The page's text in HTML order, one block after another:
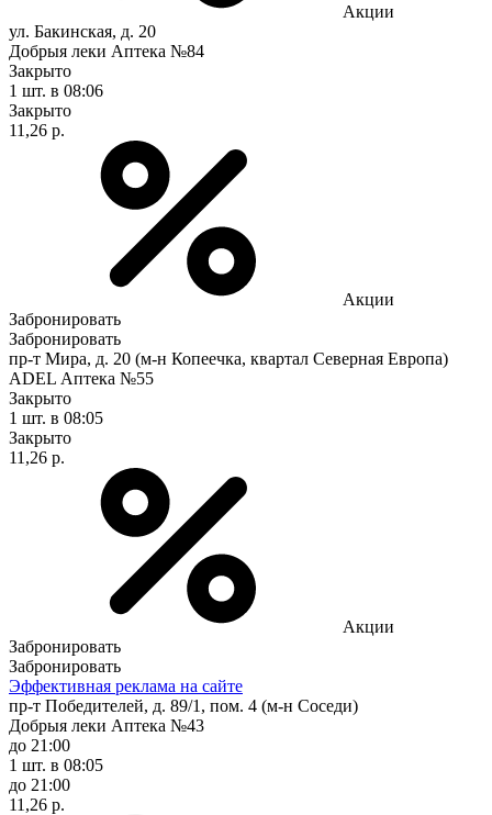
Акции
ул. Бакинская, д. 20
Добрыя леки Аптека №84
Закрыто
1 шт. в 08:06
Закрыто
11,26 р.
Акции
Забронировать
Забронировать
пр-т Мира, д. 20 (м-н Копеечка, квартал Северная Европа)
ADEL Аптека №55
Закрыто
1 шт. в 08:05
Закрыто
11,26 р.
Акции
Забронировать
Забронировать
Эффективная реклама на сайте
пр-т Победителей, д. 89/1, пом. 4 (м-н Соседи)
Добрыя леки Аптека №43
до 21:00
1 шт. в 08:05
до 21:00
11,26 р.